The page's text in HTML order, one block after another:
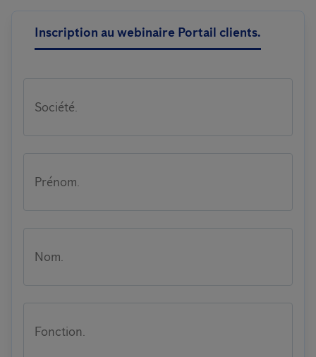
Inscription au webinaire Portail clients.
Société.
Prénom.
Nom.
Fonction.